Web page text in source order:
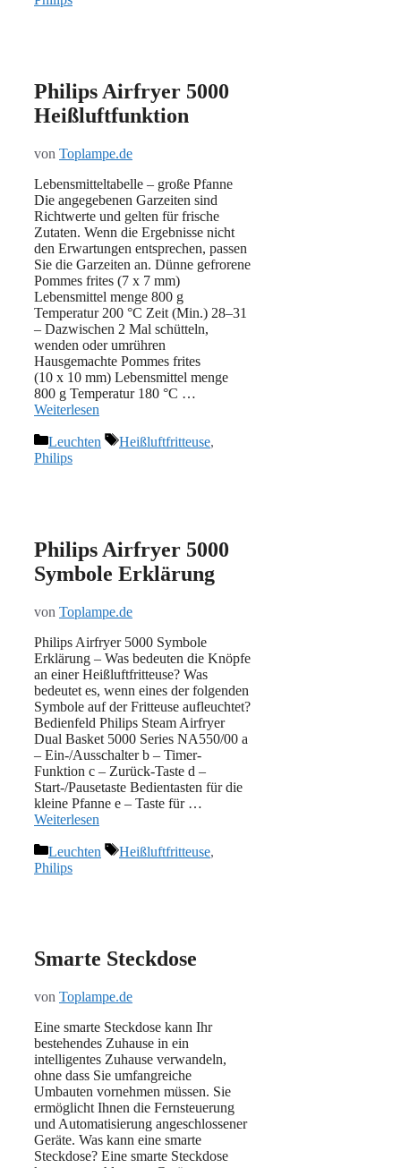
Philips Airfryer 5000
Heißluftfunktion
von Toplampe.de
Lebensmitteltabelle – große Pfanne
Die angegebenen Garzeiten sind
Richtwerte und gelten für frische
Zutaten. Wenn die Ergebnisse nicht
den Erwartungen entsprechen, passen
Sie die Garzeiten an. Dünne gefrorene
Pommes frites (7 x 7 mm)
Lebensmittel menge 800 g
Temperatur 200 °C Zeit (Min.) 28–31
– Dazwischen 2 Mal schütteln,
wenden oder umrühren
Hausgemachte Pommes frites
(10 x 10 mm) Lebensmittel menge
800 g Temperatur 180 °C …
Weiterlesen
Kategorien
Leuchten Schlagwörter
Heißluftfritteuse,
Philips
Philips Airfryer 5000
Symbole Erklärung
von Toplampe.de
Philips Airfryer 5000 Symbole
Erklärung – Was bedeuten die Knöpfe
an einer Heißluftfritteuse? Was
bedeutet es, wenn eines der folgenden
Symbole auf der Fritteuse aufleuchtet?
Bedienfeld Philips Steam Airfryer
Dual Basket 5000 Series NA550/00 a
– Ein-/Ausschalter b – Timer-
Funktion c – Zurück-Taste d –
Start-/Pausetaste Bedientasten für die
kleine Pfanne e – Taste für …
Weiterlesen
Kategorien
Leuchten Schlagwörter
Heißluftfritteuse,
Philips
Smarte Steckdose
von Toplampe.de
Eine smarte Steckdose kann Ihr
bestehendes Zuhause in ein
intelligentes Zuhause verwandeln,
ohne dass Sie umfangreiche
Umbauten vornehmen müssen. Sie
ermöglicht Ihnen die Fernsteuerung
und Automatisierung angeschlossener
Geräte. Was kann eine smarte
Steckdose? Eine smarte Steckdose